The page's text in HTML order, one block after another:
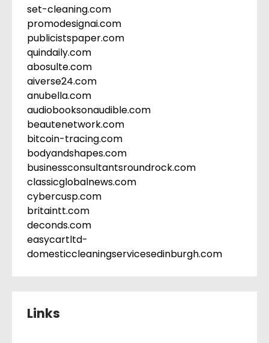
set-cleaning.com
promodesignai.com
publicistspaper.com
quindaily.com
abosulte.com
aiverse24.com
anubella.com
audiobooksonaudible.com
beautenetwork.com
bitcoin-tracing.com
bodyandshapes.com
businessconsultantsroundrock.com
classicglobalnews.com
cybercusp.com
britaintt.com
deconds.com
easycartltd-
domesticcleaningservicesedinburgh.com
Links